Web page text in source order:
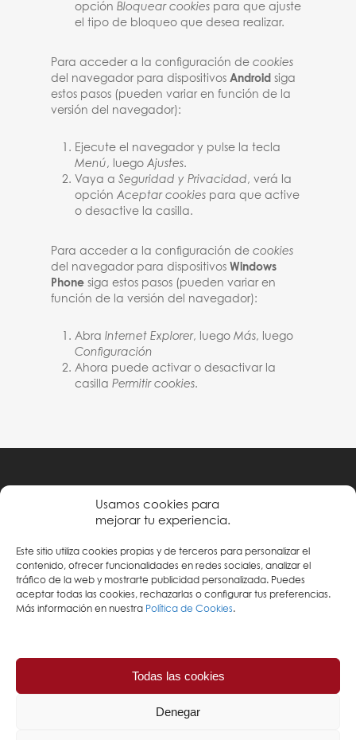
Usamos cookies para
mejorar tu experiencia.
Este sitio utiliza cookies propias y de terceros para personalizar el
contenido, ofrecer funcionalidades en redes sociales, analizar el
tráfico de la web y mostrarte publicidad personalizada. Puedes
aceptar todas las cookies, rechazarlas o configurar tus preferencias.
Más información en nuestra Política de Cookies.
Todas las cookies
Denegar
opción Bloquear cookies para que ajuste
el tipo de bloqueo que desea realizar.
Para acceder a la configuración de cookies
del navegador para dispositivos Android siga
estos pasos (pueden variar en función de la
versión del navegador):
Ejecute el navegador y pulse la tecla
Menú, luego Ajustes.
Vaya a Seguridad y Privacidad, verá la
opción Aceptar cookies para que active
o desactive la casilla.
Para acceder a la configuración de cookies
del navegador para dispositivos Windows
Phone siga estos pasos (pueden variar en
función de la versión del navegador):
Abra Internet Explorer, luego Más, luego
Configuración
Ahora puede activar o desactivar la
casilla Permitir cookies.
Política de privacidad
Política de cookies